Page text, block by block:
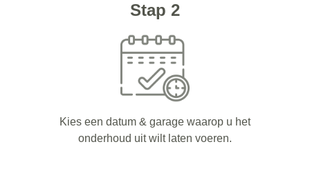
Stap 2
Kies een datum & garage waarop u het
onderhoud uit wilt laten voeren.